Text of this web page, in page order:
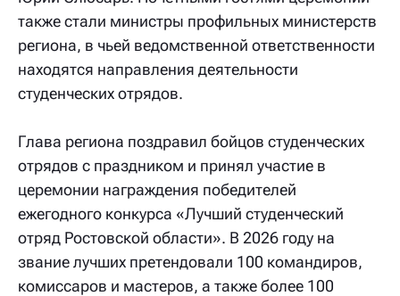
также стали министры профильных министерств
региона, в чьей ведомственной ответственности
находятся направления деятельности
студенческих отрядов.
Глава региона поздравил бойцов студенческих
отрядов с праздником и принял участие в
церемонии награждения победителей
ежегодного конкурса «Лучший студенческий
отряд Ростовской области». В 2026 году на
звание лучших претендовали 100 командиров,
комиссаров и мастеров, а также более 100